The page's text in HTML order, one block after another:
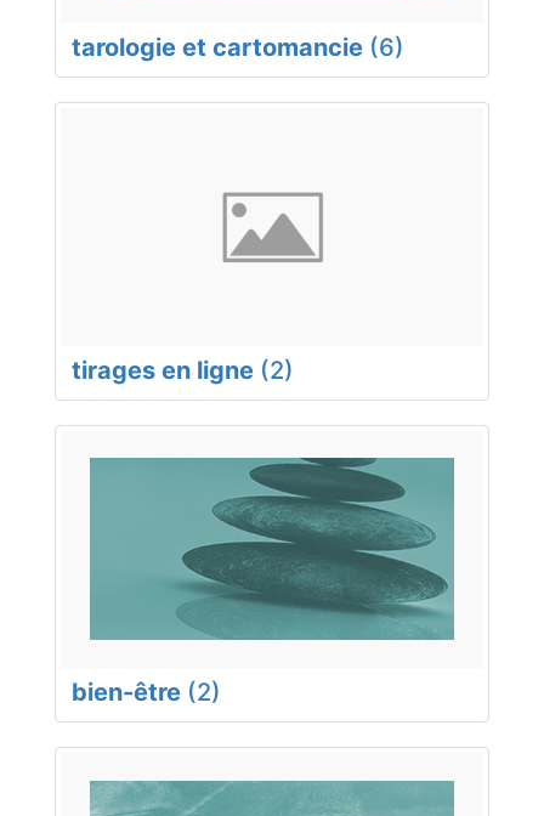
tarologie et cartomancie (6)
tirages en ligne (2)
bien-être (2)